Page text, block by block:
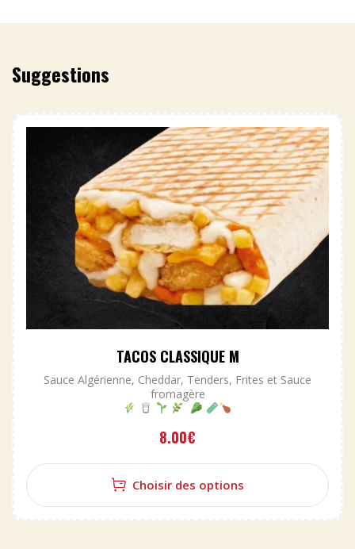
Suggestions
TACOS CLASSIQUE M
Sauce Algérienne, Cheddar, Tenders, Frites et Sauce
fromagère
8.00€
Choisir des options